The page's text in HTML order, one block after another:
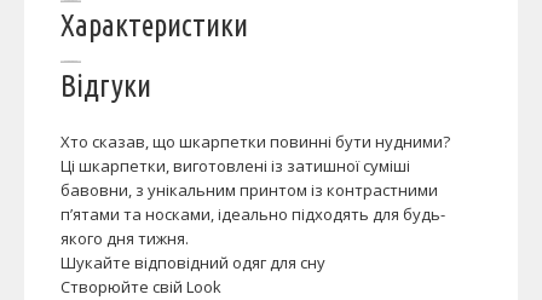
Характеристики
Відгуки
Хто сказав, що шкарпетки повинні бути нудними?
Ці шкарпетки, виготовлені із затишної суміші
бавовни, з унікальним принтом із контрастними
п’ятами та носками, ідеально підходять для будь-
якого дня тижня.
Шукайте відповідний одяг для сну
Створюйте свій Look